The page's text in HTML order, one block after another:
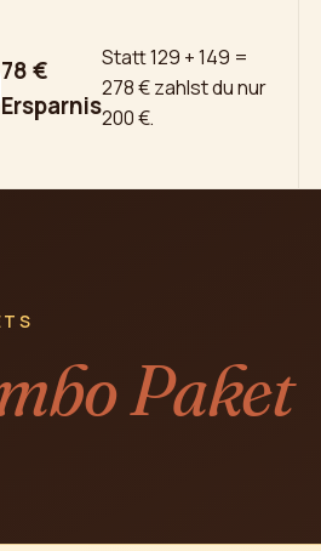
78 €
Ersparnis
Statt 129 + 149 =
278 € zahlst du nur
200 €.
Paket